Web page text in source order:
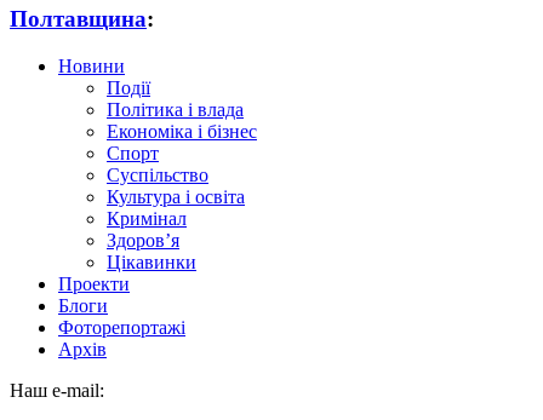
Полтавщина:
Новини
Події
Політика і влада
Економіка і бізнес
Спорт
Суспільство
Культура і освіта
Кримінал
Здоров’я
Цікавинки
Проекти
Блоги
Фоторепортажі
Архів
Наш e-mail: